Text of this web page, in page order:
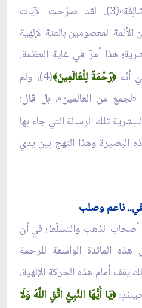
الأُمَمِ الماضیَة وَالقُرونِ السّالِفَة»(3). لقد صرّحت الآيات
المعصومين بالمنة الإلهية
هذا أمرٌ في غاية العظمة.
أنّه﴿رَحْمَةً لِلْعَالَمِينَ﴾
(4)، ولم
من العالمين»، بل قال:
تلك الرسالة التي جاء بها
البصيرة وهذا النهج بين يدي
ناعم وصلب
أصحاب الذهب والتسلّط؛ في أن
المائدة الواسعة للرحمة
يقف أمام هذه الحركة الإلهية،
﴿يَا أَيُّهَا النَّبِيُّ اتَّقِ اللَّهَ وَلَا